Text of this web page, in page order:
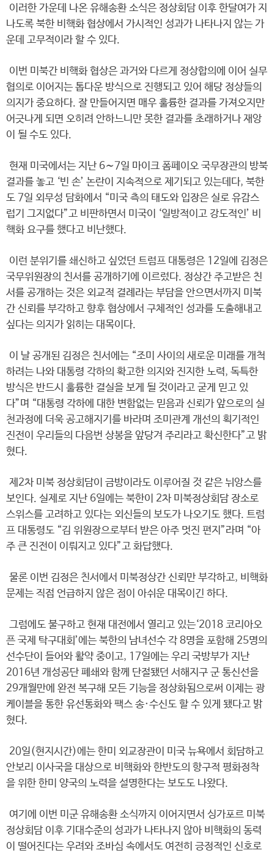
이러한 가운데 나온 유해송환 소식은 정상회담 이후 한달여가 지
나도록 북한 비핵화 협상에서 가시적인 성과가 나타나지 않는 가
운데 고무적이라 할 수 있다.
이번 미북간 비핵화 협상은 과거와 다르게 정상합의에 이어 실무
협의로 이어지는 톱다운 방식으로 진행되고 있어 해당 정상들의
의지가 중요하다. 잘 만들어지면 매우 훌륭한 결과를 가져오지만
어긋나게 되면 오히려 안하느니만 못한 결과를 초래하거나 재앙
이 될 수도 있다.
현재 미국에서는 지난 6∼7일 마이크 폼페이오 국무장관의 방북
결과를 놓고 ‘빈 손’ 논란이 지속적으로 제기되고 있는데다, 북한
도 7일 외무성 담화에서 “미국 측의 태도와 입장은 실로 유감스
럽기 그지없다”고 비판하면서 미국이 ‘일방적이고 강도적인’ 비
핵화 요구를 했다고 비난했다.
이런 분위기를 쇄신하고 싶었던 트럼프 대통령은 12일에 김정은
국무위원장의 친서를 공개하기에 이르렀다. 정상간 주고받은 친
서를 공개하는 것은 외교적 결례라는 부담을 안으면서까지 미북
간 신뢰를 부각하고 향후 협상에서 구체적인 성과를 도출해내고
싶다는 의지가 읽히는 대목이다.
이 날 공개된 김정은 친서에는 “조미 사이의 새로운 미래를 개척
하려는 나와 대통령 각하의 확고한 의지와 진지한 노력, 독특한
방식은 반드시 훌륭한 결실을 보게 될 것이라고 굳게 믿고 있
다”며 “대통령 각하에 대한 변함없는 믿음과 신뢰가 앞으로의 실
천과정에 더욱 공고해지기를 바라며 조미관계 개선의 획기적인
진전이 우리들의 다음번 상봉을 앞당겨 주리라고 확신한다”고 밝
혔다.
제2차 미북 정상회담이 금방이라도 이루어질 것 같은 뉘앙스를
보인다. 실제로 지난 6일에는 북한이 2차 미북정상회담 장소로
스위스를 고려하고 있다는 외신들의 보도가 나오기도 했다. 트럼
프 대통령도 “김 위원장으로부터 받은 아주 멋진 편지”라며 “아
주 큰 진전이 이뤄지고 있다”고 화답했다.
물론 이번 김정은 친서에서 미북정상간 신뢰만 부각하고, 비핵화
문제는 직접 언급하지 않은 점이 아쉬운 대목이긴 하다.
그럼에도 불구하고 현재 대전에서 열리고 있는‘2018 코리아오
픈 국제 탁구대회’에는 북한의 남녀선수 각 8명을 포함해 25명의
선수단이 들어와 활약 중이고, 17일에는 우리 국방부가 지난
2016년 개성공단 폐쇄와 함께 단절됐던 서해지구 군 통신선을
29개월만에 완전 복구해 모든 기능을 정상화됨으로써 이제는 광
케이블을 통한 유선통화와 팩스 송·수신도 할 수 있게 됐다고 밝
혔다.
20일(현지시간)에는 한미 외교장관이 미국 뉴욕에서 회담하고
안보리 이사국을 대상으로 비핵화와 한반도의 항구적 평화정착
을 위한 한미 양국의 노력을 설명한다는 보도도 나왔다.
여기에 이번 미군 유해송환 소식까지 이어지면서 싱가포르 미북
정상회담 이후 기대수준의 성과가 나타나지 않아 비핵화의 동력
이 떨어진다는 우려와 조바심 속에서도 여전히 긍정적인 신호로